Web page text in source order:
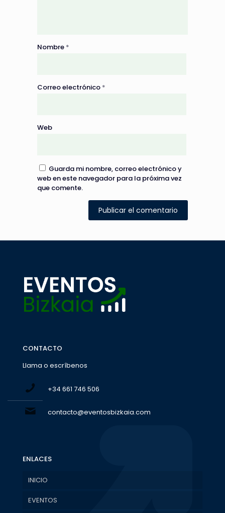
Nombre *
Correo electrónico *
Web
Guarda mi nombre, correo electrónico y
web en este navegador para la próxima vez
que comente.
CONTACTO
Llama o escríbenos
+34 661 746 506
contacto@eventosbizkaia.com
ENLACES
INICIO
EVENTOS